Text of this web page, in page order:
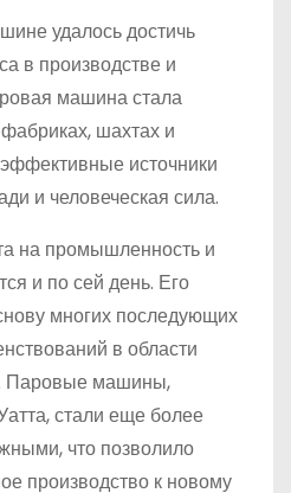
удалось достичь
в производстве и
машина стала
шахтах и
источники
и человеческая сила.
на промышленность и
и по сей день. Его
многих последующих
в области
Паровые машины,
стали еще более
что позволило
производство к новому